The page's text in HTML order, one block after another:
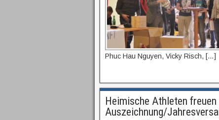
Phuc Hau Nguyen, Vicky Risch, […]
Heimische Athleten freuen
Auszeichnung/